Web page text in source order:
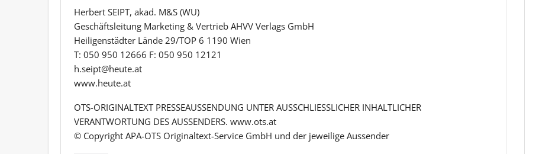
Herbert SEIPT, akad. M&S (WU)
Geschäftsleitung Marketing & Vertrieb AHVV Verlags GmbH
Heiligenstädter Lände 29/TOP 6 1190 Wien
T: 050 950 12666 F: 050 950 12121
h.seipt@heute.at
www.heute.at
OTS-ORIGINALTEXT PRESSEAUSSENDUNG UNTER AUSSCHLIESSLICHER INHALTLICHER
VERANTWORTUNG DES AUSSENDERS. www.ots.at
© Copyright APA-OTS Originaltext-Service GmbH und der jeweilige Aussender